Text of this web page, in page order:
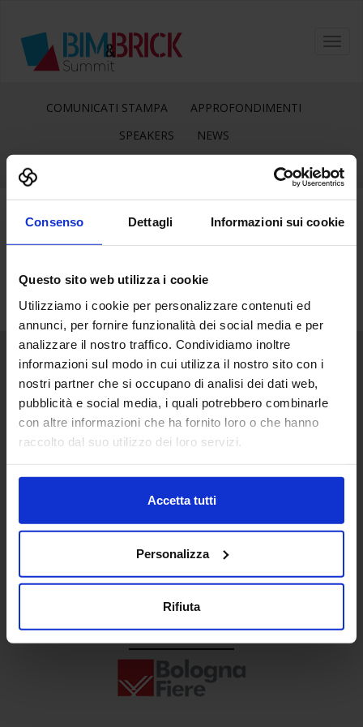
Consenso Dettagli Informazioni sui cookie
Questo sito web utilizza i cookie
Utilizziamo i cookie per personalizzare contenuti ed
annunci, per fornire funzionalità dei social media e per
analizzare il nostro traffico. Condividiamo inoltre
informazioni sul modo in cui utilizza il nostro sito con i
nostri partner che si occupano di analisi dei dati web,
pubblicità e social media, i quali potrebbero combinarle
con altre informazioni che ha fornito loro o che hanno
raccolto dal suo utilizzo dei loro servizi.
Accetta tutti
Personalizza
Rifiuta
COMUNICATI STAMPA
APPROFONDIMENTI
SPEAKERS
NEWS
Senaf srl
+ 39 02.332039460
Progetto e direzione